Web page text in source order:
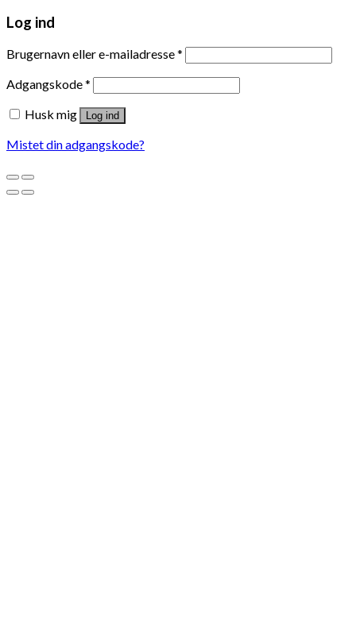
Log ind
Brugernavn eller e-mailadresse*
Adgangskode*
Husk mig
Log ind
Mistet din adgangskode?